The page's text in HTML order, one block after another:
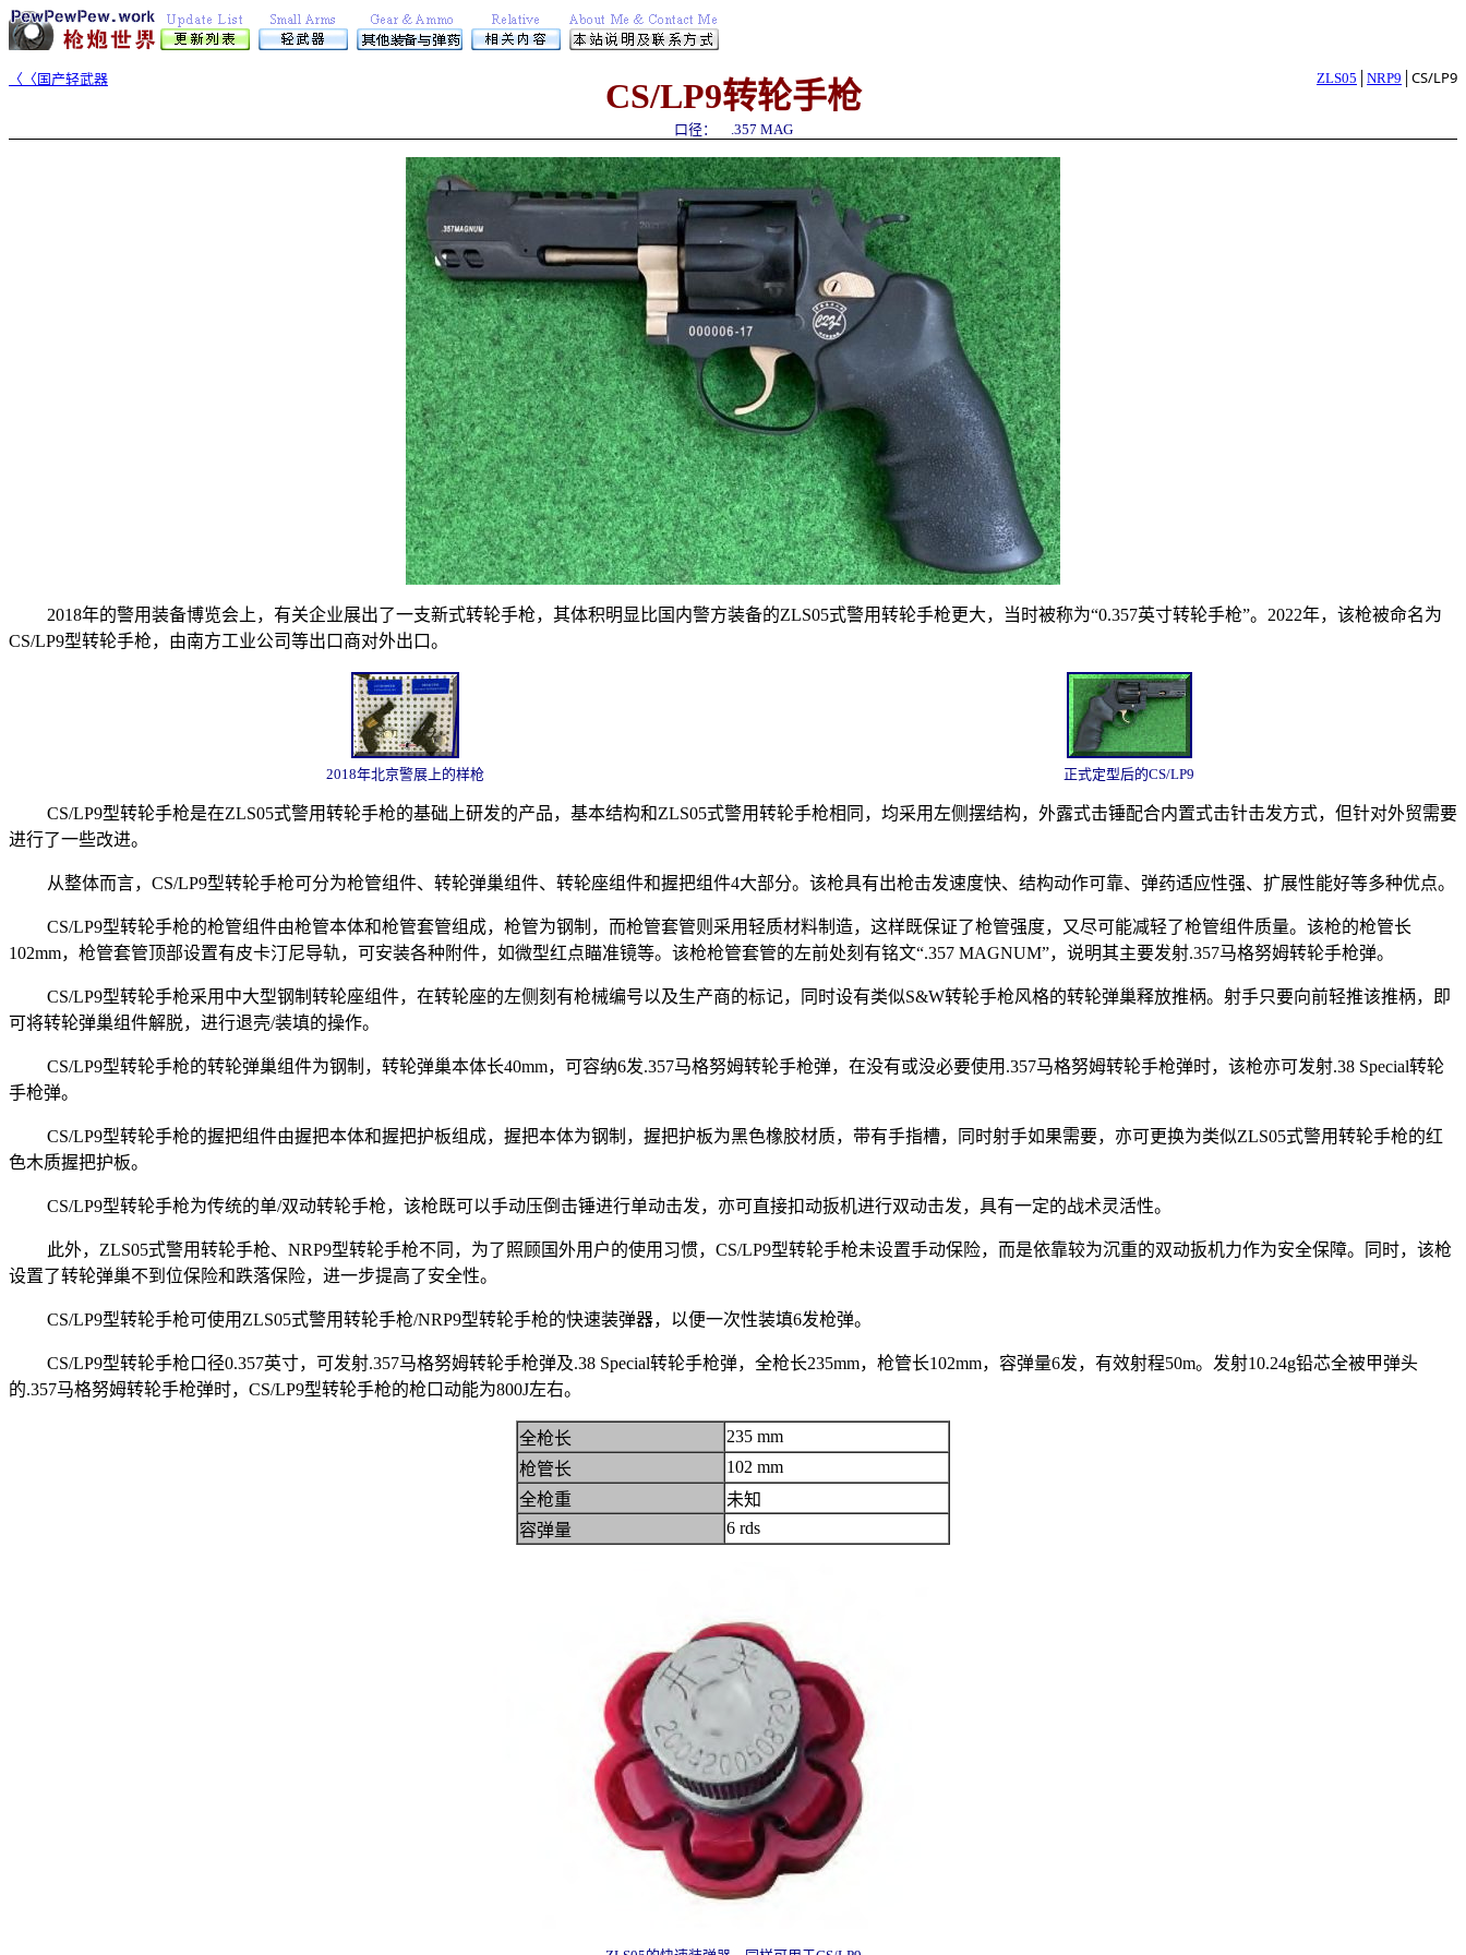
〈〈国产轻武器 CS/LP9转轮手枪 ZLS05 NRP9 │CS/LP9
口径： .357 MAG
2018年的警用装备博览会上，有关企业展出了一支新式转轮手枪，其体积明显比国内警方装备的ZLS05式警用转轮手枪更大，当时被称为“0.357英寸转轮手枪”。2022年，该枪被命名为
CS/LP9型转轮手枪，由南方工业公司等出口商对外出口。
2018年北京警展上的样枪 正式定型后的CS/LP9
CS/LP9型转轮手枪是在ZLS05式警用转轮手枪的基础上研发的产品，基本结构和ZLS05式警用转轮手枪相同，均采用左侧摆结构，外露式击锤配合内置式击针击发方式，但针对外贸需要
进行了一些改进。
从整体而言，CS/LP9型转轮手枪可分为枪管组件、转轮弹巢组件、转轮座组件和握把组件4大部分。该枪具有出枪击发速度快、结构动作可靠、弹药适应性强、扩展性能好等多种优点。
CS/LP9型转轮手枪的枪管组件由枪管本体和枪管套管组成，枪管为钢制，而枪管套管则采用轻质材料制造，这样既保证了枪管强度，又尽可能减轻了枪管组件质量。该枪的枪管长
102mm，枪管套管顶部设置有皮卡汀尼导轨，可安装各种附件，如微型红点瞄准镜等。该枪枪管套管的左前处刻有铭文“.357 MAGNUM”，说明其主要发射.357马格努姆转轮手枪弹。
CS/LP9型转轮手枪采用中大型钢制转轮座组件，在转轮座的左侧刻有枪械编号以及生产商的标记，同时设有类似S&W转轮手枪风格的转轮弹巢释放推柄。射手只要向前轻推该推柄，即
可将转轮弹巢组件解脱，进行退壳/装填的操作。
CS/LP9型转轮手枪的转轮弹巢组件为钢制，转轮弹巢本体长40mm，可容纳6发.357马格努姆转轮手枪弹，在没有或没必要使用.357马格努姆转轮手枪弹时，该枪亦可发射.38 Special转轮
手枪弹。
CS/LP9型转轮手枪的握把组件由握把本体和握把护板组成，握把本体为钢制，握把护板为黑色橡胶材质，带有手指槽，同时射手如果需要，亦可更换为类似ZLS05式警用转轮手枪的红
色木质握把护板。
CS/LP9型转轮手枪为传统的单/双动转轮手枪，该枪既可以手动压倒击锤进行单动击发，亦可直接扣动扳机进行双动击发，具有一定的战术灵活性。
此外，ZLS05式警用转轮手枪、NRP9型转轮手枪不同，为了照顾国外用户的使用习惯，CS/LP9型转轮手枪未设置手动保险，而是依靠较为沉重的双动扳机力作为安全保障。同时，该枪
设置了转轮弹巢不到位保险和跌落保险，进一步提高了安全性。
CS/LP9型转轮手枪可使用ZLS05式警用转轮手枪/NRP9型转轮手枪的快速装弹器，以便一次性装填6发枪弹。
CS/LP9型转轮手枪口径0.357英寸，可发射.357马格努姆转轮手枪弹及.38 Special转轮手枪弹，全枪长235mm，枪管长102mm，容弹量6发，有效射程50m。发射10.24g铅芯全被甲弹头
的.357马格努姆转轮手枪弹时，CS/LP9型转轮手枪的枪口动能为800J左右。
全枪长
235 mm
枪管长
102 mm
全枪重
未知
容弹量
6 rds